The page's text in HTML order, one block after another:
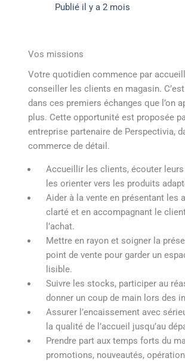
Publié il y a 2 mois
Vos missions
Votre quotidien commence par
conseiller les clients en magasin.
dans ces premiers échanges que l’on
plus. Cette opportunité est proposée
entreprise partenaire de Perspectivia,
commerce de détail.
Accueillir les clients, écouter
les orienter vers les produits
Aider à la vente en présentant les
clarté et en accompagnant le
l’achat.
Mettre en rayon et soigner la
point de vente pour garder un
lisible.
Suivre les stocks, participer au
donner un coup de main lors des
Assurer l’encaissement avec
la qualité de l’accueil jusqu’au
Prendre part aux temps forts du
promotions, nouveautés,